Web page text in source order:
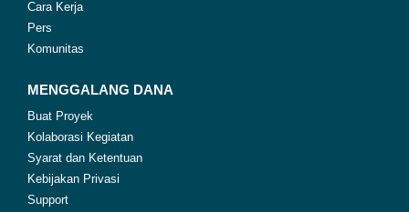
Cara Kerja
Pers
Komunitas
MENGGALANG DANA
Buat Proyek
Kolaborasi Kegiatan
Syarat dan Ketentuan
Kebijakan Privasi
Support